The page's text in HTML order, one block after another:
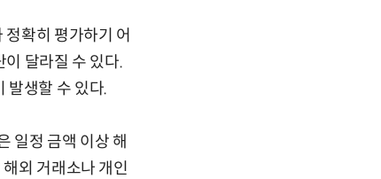
확히 평가하기 어
달라질 수 있다.
발생할 수 있다.
일정 금액 이상 해
외 거래소나 개인